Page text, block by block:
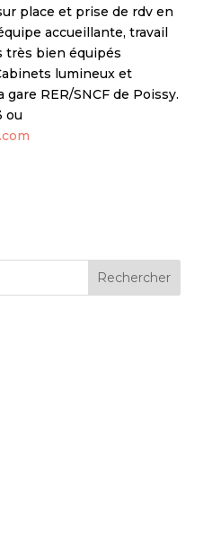
place et prise de rdv en
accueillante, travail
très bien équipés
lumineux et
gare RER/SNCF de Poissy.
ou